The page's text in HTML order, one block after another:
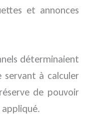
et annonces
déterminaient
à calculer
de pouvoir